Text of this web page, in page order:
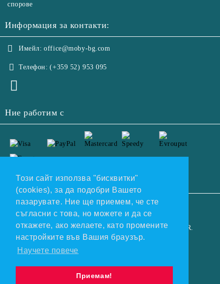
Този сайт използва "бисквитки"
(cookies), за да подобри Вашето
пазарувате. Ние ще приемем, че сте
съгласни с това, но можете и да се
откажете, ако желаете, като промените
настройките във Вашия браузър.
Научете повече
Приемам!
спорове
Информация за контакти:
Имейл: office@moby-bg.com
Телефон: (+359 52) 953 095
Ние работим с
Нашият онлайн магазин е 100% съобразен с GDPR.
Прочетете нашата политика
Моите лични данни